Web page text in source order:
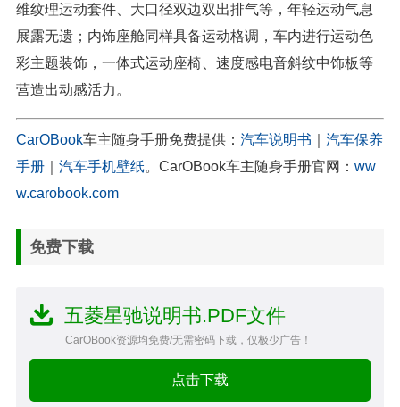
维纹理运动套件、大口径双边双出排气等，年轻运动气息
展露无遗；内饰座舱同样具备运动格调，车内进行运动色
彩主题装饰，一体式运动座椅、速度感电音斜纹中饰板等
营造出动感活力。
CarOBook车主随身手册免费提供： 汽车说明书
汽车保养
手册
汽车手机壁纸。CarOBook车主随身手册官网： ww
w.carobook.com
免费下载
五菱星驰说明书.PDF文件
CarOBook资源均免费/无需密码下载，仅极少广告！
点击下载